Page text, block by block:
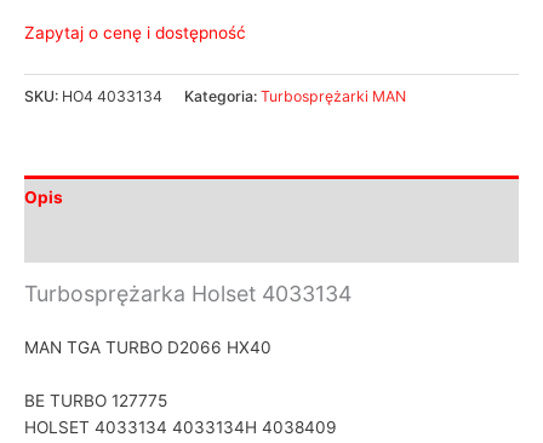
Zapytaj o cenę i dostępność
SKU: HO4 4033134 Kategoria: Turbosprężarki MAN
Opis
Turbosprężarka Holset 4033134
MAN TGA TURBO D2066 HX40
BE TURBO 127775
HOLSET 4033134 4033134H 4038409